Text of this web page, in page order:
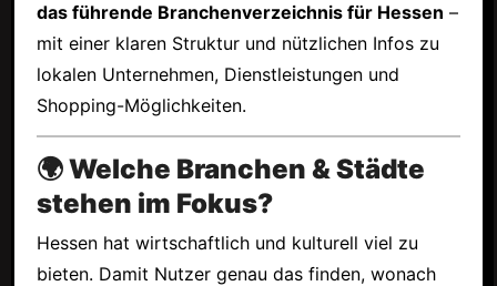
das führende Branchenverzeichnis für Hessen –
mit einer klaren Struktur und nützlichen Infos zu
lokalen Unternehmen, Dienstleistungen und
Shopping-Möglichkeiten.
🌍 Welche Branchen & Städte
stehen im Fokus?
Hessen hat wirtschaftlich und kulturell viel zu
bieten. Damit Nutzer genau das finden, wonach